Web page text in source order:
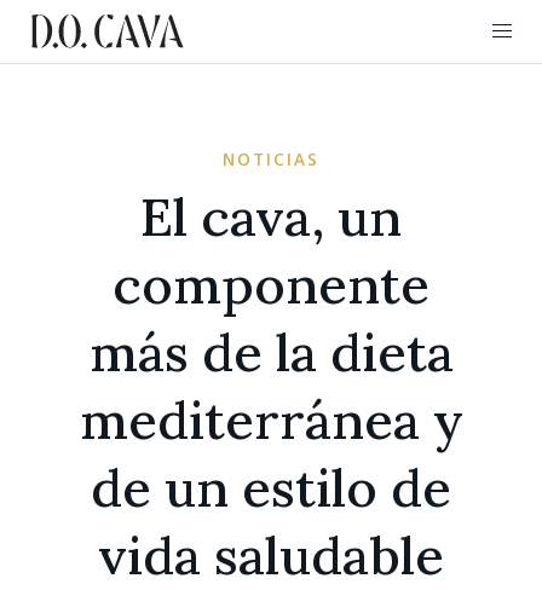
NOTICIAS
El cava, un
componente
más de la dieta
mediterránea y
de un estilo de
vida saludable